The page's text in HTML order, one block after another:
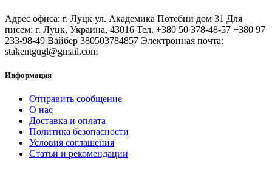
Адрес офиса: г. Луцк ул. Академика Потебни дом 31 Для
писем: г. Луцк, Украина, 43016 Тел. +380 50 378-48-57 +380 97
233-98-49 Вайбер 380503784857 Электронная почта:
stakentgugl@gmail.com
Информация
Отправить сообщение
О нас
Доставка и оплата
Политика безопасности
Условия соглашения
Статьи и рекомендации